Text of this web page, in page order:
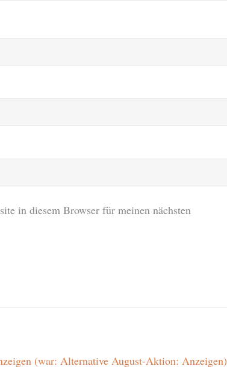
in diesem Browser für meinen nächsten
(war: Alternative August-Aktion: Anzeigen)